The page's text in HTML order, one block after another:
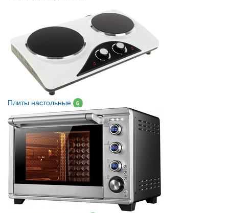
Плиты настольные 6